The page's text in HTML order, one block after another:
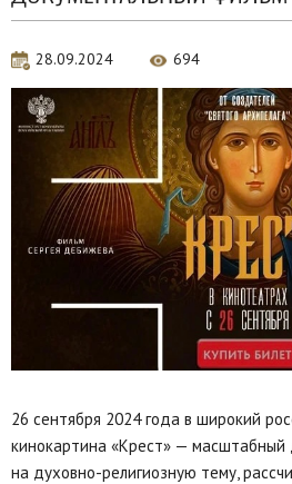
28.09.2024 694
26 сентября 2024 года в широкий
кинокартина «Крест» —
на духовно-религиозную тему,